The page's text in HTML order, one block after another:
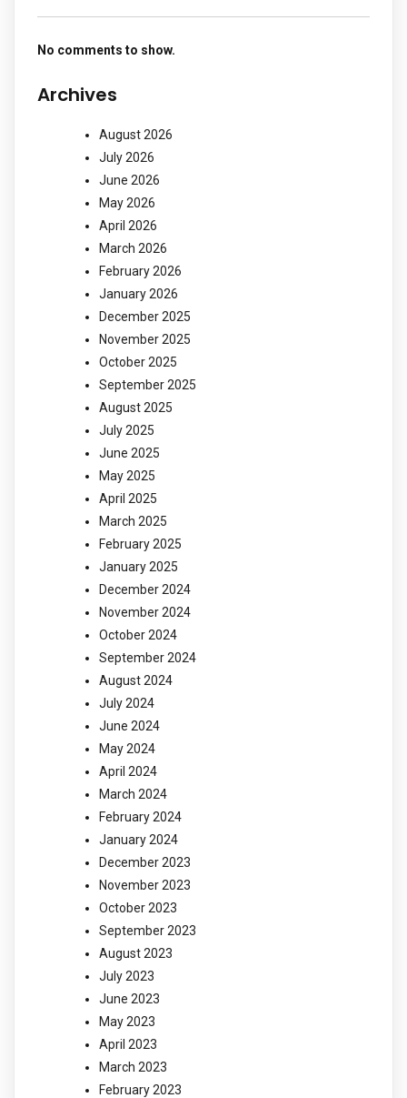
No comments to show.
Archives
August 2026
July 2026
June 2026
May 2026
April 2026
March 2026
February 2026
January 2026
December 2025
November 2025
October 2025
September 2025
August 2025
July 2025
June 2025
May 2025
April 2025
March 2025
February 2025
January 2025
December 2024
November 2024
October 2024
September 2024
August 2024
July 2024
June 2024
May 2024
April 2024
March 2024
February 2024
January 2024
December 2023
November 2023
October 2023
September 2023
August 2023
July 2023
June 2023
May 2023
April 2023
March 2023
February 2023